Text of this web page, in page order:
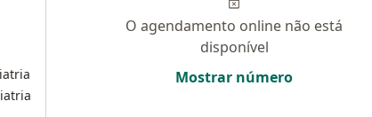
O agendamento online não está
disponível
Mostrar número